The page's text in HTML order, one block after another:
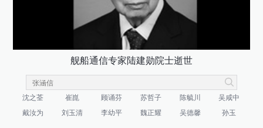
舰船通信专家陆建勋院士逝世
沈之荃 崔崑 顾诵芬 苏哲子 陈毓川
吴咸中
戴汝为
刘玉清 李幼平 魏正耀 吴德馨 孙玉